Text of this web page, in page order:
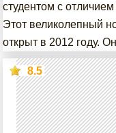
студентом с
Этот великолепный
открыт в 2012 году.
8.5